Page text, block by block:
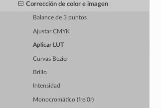
Corrección de color e imagen
Balance de 3 puntos
Ajustar CMYK
Aplicar LUT
Curvas Bezier
Brillo
Intensidad
Monocromático (frei0r)